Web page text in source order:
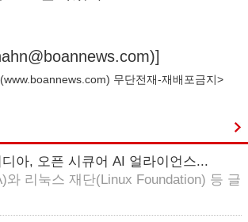
)]
www.boannews.com) 무단전재-재배포금지>
디아, 오픈 시큐어 AI 얼라이언스...
와 리눅스 재단(Linux Foundation) 등 글